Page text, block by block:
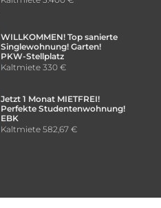
WILLKOMMEN! Top sanierte
Singlewohnung! Garten!
PKW-Stellplatz
Kaltmiete330 €
Jetzt 1 Monat MIETFREI!
Perfekte Studentenwohnung!
EBK
Kaltmiete582,67 €